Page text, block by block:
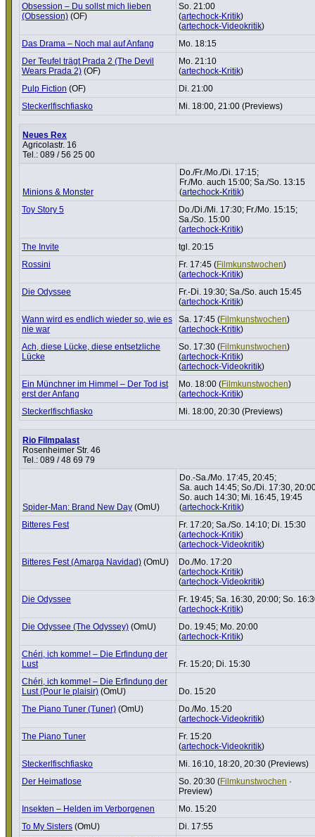
Obsession – Du sollst mich lieben
(Obsession) (OF)
So. 21:00
(artechock-Kritik)
(artechock-Videokritik)
Das Drama – Noch mal auf Anfang
Mo. 18:15
Der Teufel trägt Prada 2 (The Devil
Wears Prada 2) (OF)
Mo. 21:10
(artechock-Kritik)
Pulp Fiction (OF)
Di. 21:00
Steckerl­fisch­fi­asko
Mi. 18:00, 21:00 (Previews)
Neues Rex
Agricolastr. 16
Tel.: 089 / 56 25 00
Minions & Monster
Do./Fr./Mo./Di. 17:15;
Fr./Mo. auch 15:00; Sa./So. 13:15
(artechock-Kritik)
Toy Story 5
Do./Di./Mi. 17:30; Fr./Mo. 15:15;
Sa./So. 15:00
(artechock-Kritik)
The Invite
tgl. 20:15
Rossini
Fr. 17:45 (Film­kunst­wo­chen)
(artechock-Kritik)
Die Odyssee
Fr.-Di. 19:30; Sa./So. auch 15:45
(artechock-Kritik)
Wann wird es endlich wieder so, wie es
nie war
Sa. 17:45 (Film­kunst­wo­chen)
(artechock-Kritik)
Ach, diese Lücke, diese entsetz­liche
Lücke
So. 17:30 (Film­kunst­wo­chen)
(artechock-Kritik)
(artechock-Videokritik)
Ein Münchner im Himmel – Der Tod ist
erst der Anfang
Mo. 18:00 (Film­kunst­wo­chen)
(artechock-Kritik)
Steckerl­fisch­fi­asko
Mi. 18:00, 20:30 (Previews)
Rio Filmpalast
Rosenheimer Str. 46
Tel.: 089 / 48 69 79
Spider-Man: Brand New Day (OmU)
Do.-Sa./Mo. 17:45, 20:45;
Sa. auch 14:45; So./Di. 17:30,
So. auch 14:30; Mi. 16:45, 19:45
(artechock-Kritik)
Bitteres Fest
Fr. 17:20; Sa./So. 14:10; Di. 15:30
(artechock-Kritik)
(artechock-Videokritik)
Bitteres Fest (Amarga Navidad) (OmU)
Do./Mo. 17:20
(artechock-Kritik)
(artechock-Videokritik)
Die Odyssee
Fr. 19:45; Sa. 16:30, 20:00; So.
(artechock-Kritik)
Die Odyssee (The Odyssey) (OmU)
Do. 19:45; Mo. 20:00
(artechock-Kritik)
Chéri, ich komme! – Die Erfindung der
Lust
Fr. 15:20; Di. 15:30
Chéri, ich komme! – Die Erfindung der
Lust (Pour le plaisir) (OmU)
Do. 15:20
The Piano Tuner (Tuner) (OmU)
Do./Mo. 15:20
(artechock-Videokritik)
The Piano Tuner
Fr. 15:20
(artechock-Videokritik)
Steckerl­fisch­fi­asko
Mi. 16:10, 18:20, 20:30 (Previews)
Der Heimat­lose
So. 20:30 (Film­kunst­wo­chen ·
Preview)
Insekten – Helden im Verbor­genen
Mo. 15:20
To My Sisters (OmU)
Di. 17:55